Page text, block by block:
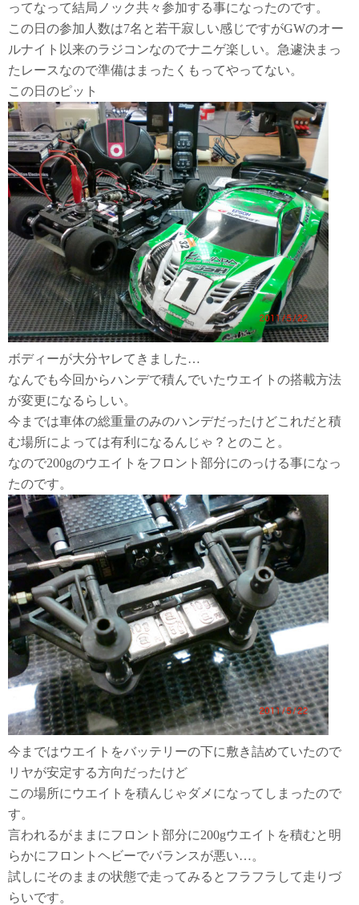
ってなって結局ノック共々参加する事になったのです。
この日の参加人数は7名と若干寂しい感じですがGWのオー
ルナイト以来のラジコンなのでナニゲ楽しい。急遽決まっ
たレースなので準備はまったくもってやってない。
この日のピット
ボディーが大分ヤレてきました…
なんでも今回からハンデで積んでいたウエイトの搭載方法
が変更になるらしい。
今までは車体の総重量のみのハンデだったけどこれだと積
む場所によっては有利になるんじゃ？とのこと。
なので200gのウエイトをフロント部分にのっける事になっ
たのです。
今まではウエイトをバッテリーの下に敷き詰めていたので
リヤが安定する方向だったけど
この場所にウエイトを積んじゃダメになってしまったので
す。
言われるがままにフロント部分に200gウエイトを積むと明
らかにフロントヘビーでバランスが悪い…。
試しにそのままの状態で走ってみるとフラフラして走りづ
らいです。